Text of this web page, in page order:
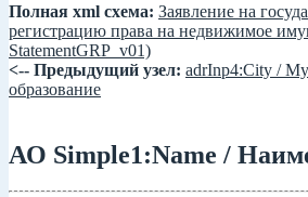
Полная xml схема: Заявление на
регистрацию права на недвижимое
StatementGRP_v01)
<-- Предыдущий узел: adrInp4:City /
образование
АО Simple1:Name /